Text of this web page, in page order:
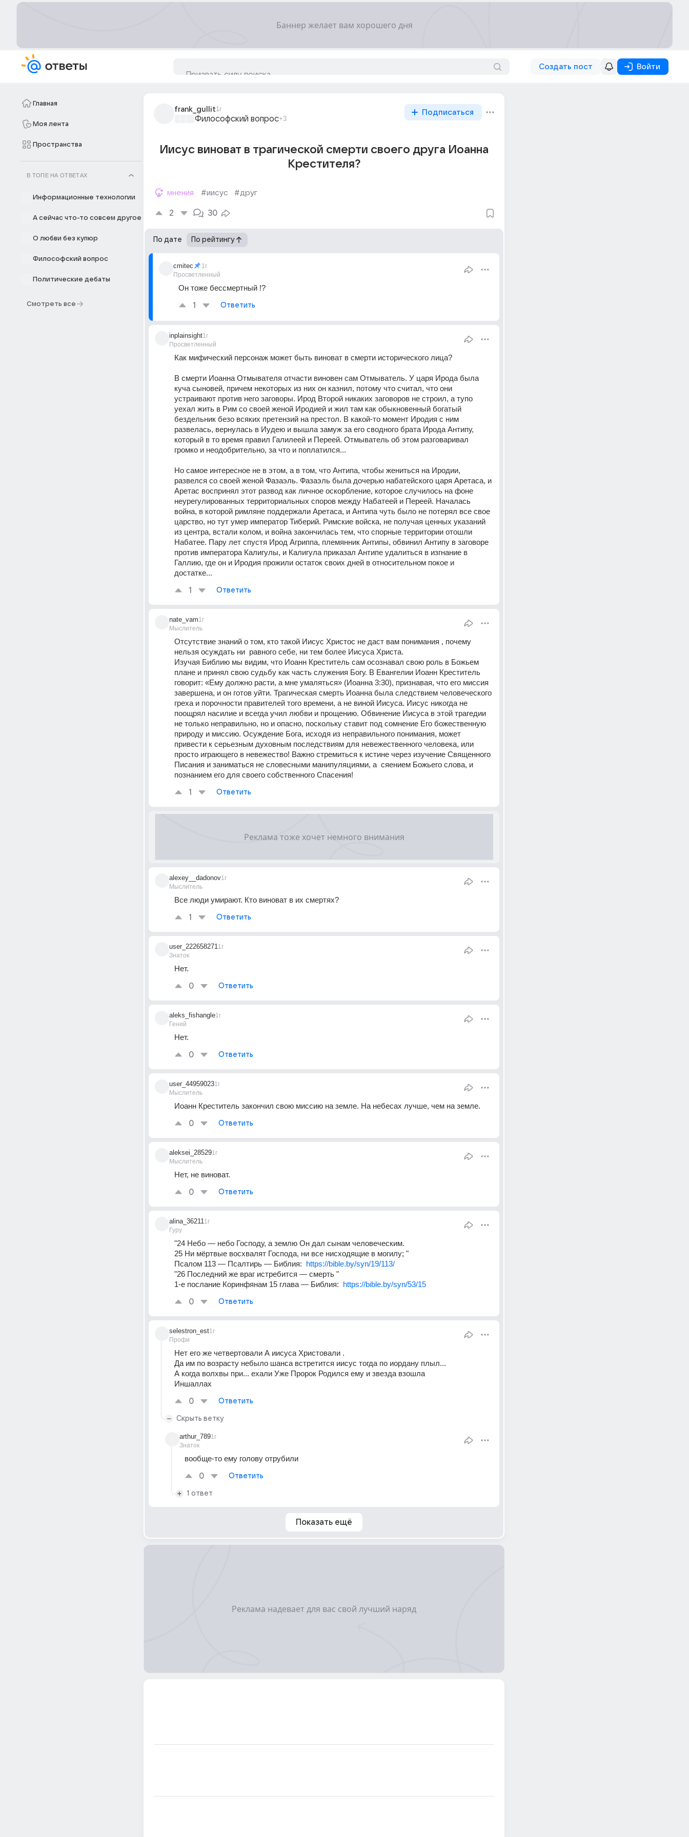
Создать пост Войти
Главная
Моя лента
Пространства
В ТОПЕ НА ОТВЕТАХ
Информационные технологии
А сейчас что-то совсем другое
О любви без купюр
Философский вопрос
Политические дебаты
Смотреть все
frank_gullit1г
Философский вопрос+3
Подписаться
Иисус виноват в трагической смерти своего друга Иоанна
Крестителя?
мнения #иисус #друг
2 30
По дате По рейтингу
cmitec
Просветленный
1г
Он тоже бессмертный !?
1 Ответить
inplainsight
Просветленный
1г
Как мифический персонаж может быть виноват в смерти исторического лица?
В смерти Иоанна Отмывателя отчасти виновен сам Отмыватель. У царя Ирода была
куча сыновей, причем некоторых из них он казнил, потому что считал, что они
устраивают против него заговоры. Ирод Второй никаких заговоров не строил, а тупо
уехал жить в Рим со своей женой Иродией и жил там как обыкновенный богатый
бездельник безо всяких претензий на престол. В какой-то момент Иродия с ним
развелась, вернулась в Иудею и вышла замуж за его сводного брата Ирода Антипу,
который в то время правил Галилеей и Переей. Отмыватель об этом разговаривал
громко и неодобрительно, за что и поплатился...
Но самое интересное не в этом, а в том, что Антипа, чтобы жениться на Иродии,
развелся со своей женой Фазаэль. Фазаэль была дочерью набатейского царя Аретаса, и
Аретас воспринял этот развод как личное оскорбление, которое случилось на фоне
неурегулированных территориальных споров между Набатеей и Переей. Началась
война, в которой римляне поддержали Аретаса, и Антипа чуть было не потерял все свое
царство, но тут умер император Тиберий. Римские войска, не получая ценных указаний
из центра, встали колом, и война закончилась тем, что спорные территории отошли
Набатее. Пару лет спустя Ирод Агриппа, племянник Антипы, обвинил Антипу в заговоре
против императора Калигулы, и Калигула приказал Антипе удалиться в изгнание в
Галлию, где он и Иродия прожили остаток своих дней в относительном покое и
достатке...
1 Ответить
nate_vam
Мыслитель
1г
Отсутствие знаний о том, кто такой Иисус Христос не даст вам понимания , почему
нельзя осуждать ни  равного себе, ни тем более Иисуса Христа.
Изучая Библию мы видим, что Иоанн Креститель сам осознавал свою роль в Божьем
плане и принял свою судьбу как часть служения Богу. В Евангелии Иоанн Креститель
говорит: «Ему должно расти, а мне умаляться» (Иоанна 3:30), признавая, что его миссия
завершена, и он готов уйти. Трагическая смерть Иоанна была следствием человеческого
греха и порочности правителей того времени, а не виной Иисуса. Иисус никогда не
поощрял насилие и всегда учил любви и прощению. Обвинение Иисуса в этой трагедии
не только неправильно, но и опасно, поскольку ставит под сомнение Его божественную
природу и миссию. Осуждение Бога, исходя из неправильного понимания, может
привести к серьезным духовным последствиям для невежественного человека, или
просто играющего в невежество! Важно стремиться к истине через изучение Священного
Писания и заниматься не словесными манипуляциями, а  сяением Божьего слова, и
познанием его для своего собственного Спасения!
1 Ответить
alexey__dadonov
Мыслитель
1г
Все люди умирают. Кто виноват в их смертях?
1 Ответить
user_222658271
Знаток
1г
Нет.
0 Ответить
aleks_fishangle
Гений
1г
Нет.
0 Ответить
user_44959023
Мыслитель
1г
Иоанн Креститель закончил свою миссию на земле. На небесах лучше, чем на земле.
0 Ответить
aleksei_28529
Мыслитель
1г
Нет, не виноват.
0 Ответить
alina_36211
Гуру
1г
"24 Небо — небо Господу, а землю Он дал сынам человеческим.
25 Ни мёртвые восхвалят Господа, ни все нисходящие в могилу; "
Псалом 113 — Псалтирь — Библия: https://bible.by/syn/19/113/
"26 Последний же враг истребится — смерть "
1-е послание Коринфянам 15 глава — Библия: https://bible.by/syn/53/15
0 Ответить
selestron_est
Профи
1г
Нет его же четвертовали А иисуса Христовали .
Да им по возрасту небыло шанса встретится иисус тогда по иордану плыл...
А когда волхвы при... ехали Уже Пророк Родился ему и звезда взошла
Иншаллах
0 Ответить
Скрыть ветку
arthur_789
Знаток
1г
вообще-то ему голову отрубили
0 Ответить
1 ответ
Показать ещё